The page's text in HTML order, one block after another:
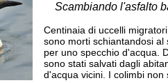
Scambiando l'asfalto
Centinaia di uccelli
sono morti schiantandosi
per uno specchio d'acqua.
sono stati salvati dagli
d'acqua vicini. I colimbi non